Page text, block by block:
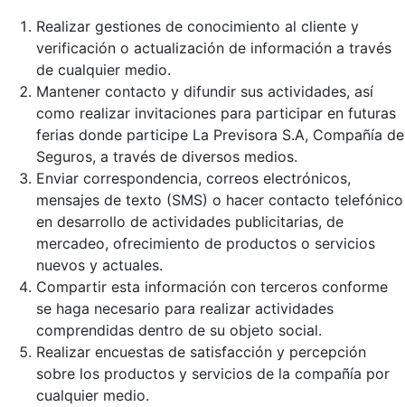
Realizar gestiones de conocimiento al cliente y
verificación o actualización de información a través
de cualquier medio.
Mantener contacto y difundir sus actividades, así
como realizar invitaciones para participar en futuras
ferias donde participe La Previsora S.A, Compañía de
Seguros, a través de diversos medios.
Enviar correspondencia, correos electrónicos,
mensajes de texto (SMS) o hacer contacto telefónico
en desarrollo de actividades publicitarias, de
mercadeo, ofrecimiento de productos o servicios
nuevos y actuales.
Compartir esta información con terceros conforme
se haga necesario para realizar actividades
comprendidas dentro de su objeto social.
Realizar encuestas de satisfacción y percepción
sobre los productos y servicios de la compañía por
cualquier medio.